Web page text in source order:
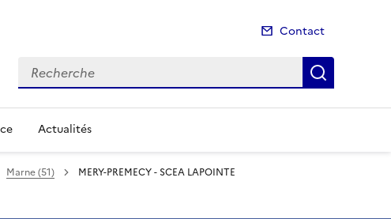
Contact
Recherche
Actualités
Marne (51) MERY-PREMECY - SCEA LAPOINTE